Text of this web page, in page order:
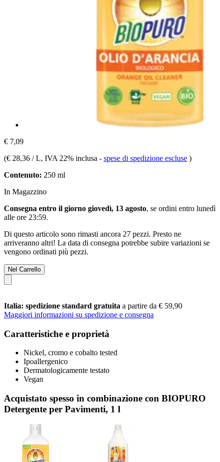
€ 7,09
(€ 28,36 / L, IVA 22% inclusa - spese di spedizione escluse )
Contenuto: 250 ml
In Magazzino
Consegna entro il giorno giovedì, 13 agosto, se ordini entro lunedì
alle ore 23:59.
Di questo articolo sono rimasti ancora 27 pezzi. Presto ne
arriveranno altri! La data di consegna potrebbe subire variazioni se
vengono ordinati più pezzi.
Nel Carrello
Italia: spedizione standard gratuita a partire da € 59,90
Maggiori informazioni su spedizione e consegna
Caratteristiche e proprietà
Nickel, cromo e cobalto tested
Ipoallergenico
Dermatologicamente testato
Vegan
Acquistato spesso in combinazione con BIOPURO
Detergente per Pavimenti, 1 l